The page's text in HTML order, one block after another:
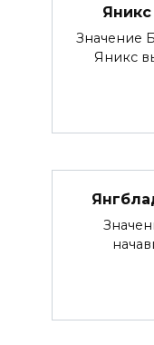
Значение
Яникс